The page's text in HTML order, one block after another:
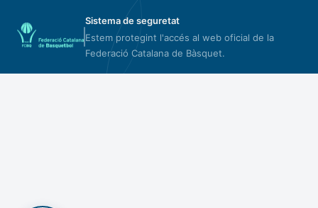
Sistema de seguretat
Estem protegint l'accés al web oficial de la
Federació Catalana de Bàsquet.